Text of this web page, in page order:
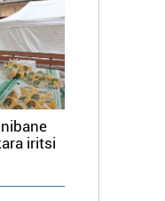
iritsi